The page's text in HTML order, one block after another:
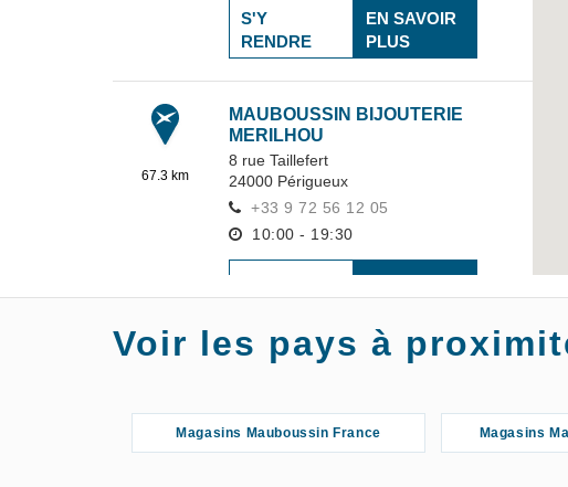
EN SAVOIR
PLUS
S'Y
RENDRE
67.3 km
MAUBOUSSIN BIJOUTERIE
MERILHOU
8 rue Taillefert
24000 Périgueux
+33 9 72 56 12 05
10:00 - 19:30
EN SAVOIR
PLUS
RENDRE
78.11 km
Voir les pays à
Magasins Mauboussin France Magasins